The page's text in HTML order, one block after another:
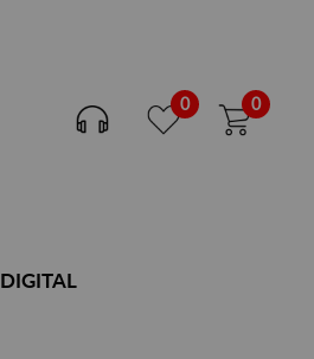
0 0
DIGITAL